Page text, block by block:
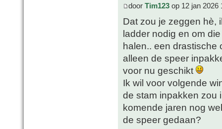
door Tim123 op 12 jan 2026
Dat zou je zeggen hè,
ladder nodig en om
halen.. een drastische
alleen de speer
voor nu geschikt
Ik wil voor volgende
de stam inpakken zou
komende jaren nog
de speer gedaan?